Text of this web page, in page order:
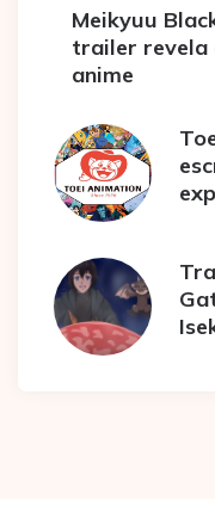
Meikyuu
trailer revela
anime